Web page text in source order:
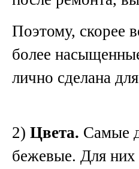
Поэтому, скорее
более
лично сделана
2) Цвета. Самые
бежевые. Для них